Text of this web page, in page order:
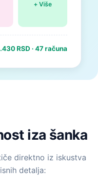
+ Više
RSD · 47 računa
iza šanka
direktno iz iskustva
detalja: